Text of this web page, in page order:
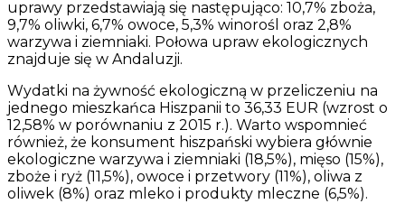
uprawy przedstawiają się następująco: 10,7% zboża,
9,7% oliwki, 6,7% owoce, 5,3% winorośl oraz 2,8%
warzywa i ziemniaki. Połowa upraw ekologicznych
znajduje się w Andaluzji.
Wydatki na żywność ekologiczną w przeliczeniu na
jednego mieszkańca Hiszpanii to 36,33 EUR (wzrost o
12,58% w porównaniu z 2015 r.). Warto wspomnieć
również, że konsument hiszpański wybiera głównie
ekologiczne warzywa i ziemniaki (18,5%), mięso (15%),
zboże i ryż (11,5%), owoce i przetwory (11%), oliwa z
oliwek (8%) oraz mleko i produkty mleczne (6,5%).